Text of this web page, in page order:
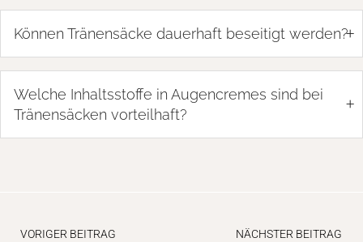
Können Tränensäcke dauerhaft beseitigt werden?+
Welche Inhaltsstoffe in Augencremes sind bei
Tränensäcken vorteilhaft?
+
VORIGER BEITRAG NÄCHSTER BEITRAG